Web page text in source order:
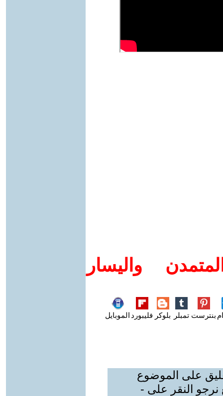
واليسار
بنترست تمبلر بلوكر فليبورد الموبايل
على الموضوع
نرجو النقر على -